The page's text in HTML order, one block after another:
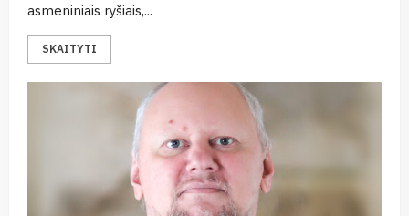
asmeniniais ryšiais,...
SKAITYTI